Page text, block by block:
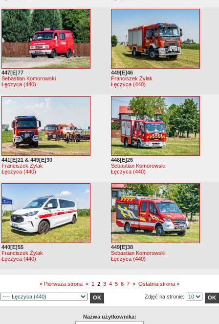
447[E]77
Sebastian Komorowski
Łęczyca (440)
449[E]46
Franciszek Żylak
Łęczyca (440)
441[E]21 & 449[E]30
Franciszek Żylak
Łęczyca (440)
448[E]26
Sebastian Komorowski
Łęczyca (440)
440[E]55
Franciszek Żylak
Łęczyca (440)
449[E]38
Sebastian Komorowski
Łęczyca (440)
« Pierwsza strona « 1 2 3 4 5 6 7 » Ostatnia strona »
Zdjęć na stronie:
Nazwa użytkownika: